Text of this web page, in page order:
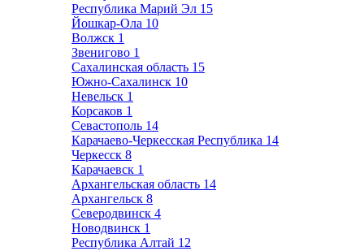
Республика Марий Эл 15
Йошкар-Ола 10
Волжск 1
Звенигово 1
Сахалинская область 15
Южно-Сахалинск 10
Невельск 1
Корсаков 1
Севастополь 14
Карачаево-Черкесская Республика 14
Черкесск 8
Карачаевск 1
Архангельская область 14
Архангельск 8
Северодвинск 4
Новодвинск 1
Республика Алтай 12